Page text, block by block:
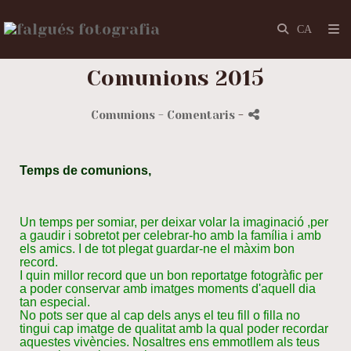
Comunions 2015
Comunions - Comentaris -
Temps de comunions,
Un temps per somiar, per deixar volar la imaginació ,per
a gaudir i sobretot per celebrar-ho amb la família i amb
els amics. I de tot plegat guardar-ne el màxim bon
record.
I quin millor record que un bon reportatge fotogràfic per
a poder conservar amb imatges moments d'aquell dia
tan especial.
No pots ser que al cap dels anys el teu fill o filla no
tingui cap imatge de qualitat amb la qual poder recordar
aquestes vivències. Nosaltres ens emmotllem als teus